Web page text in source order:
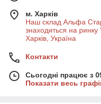
м. Харків
Наш склад Альфа
знаходиться на
Харків, Україна
Контакти
Сьогодні працює з
Показати весь